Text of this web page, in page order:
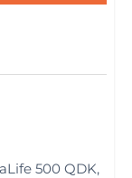
500 QDK,